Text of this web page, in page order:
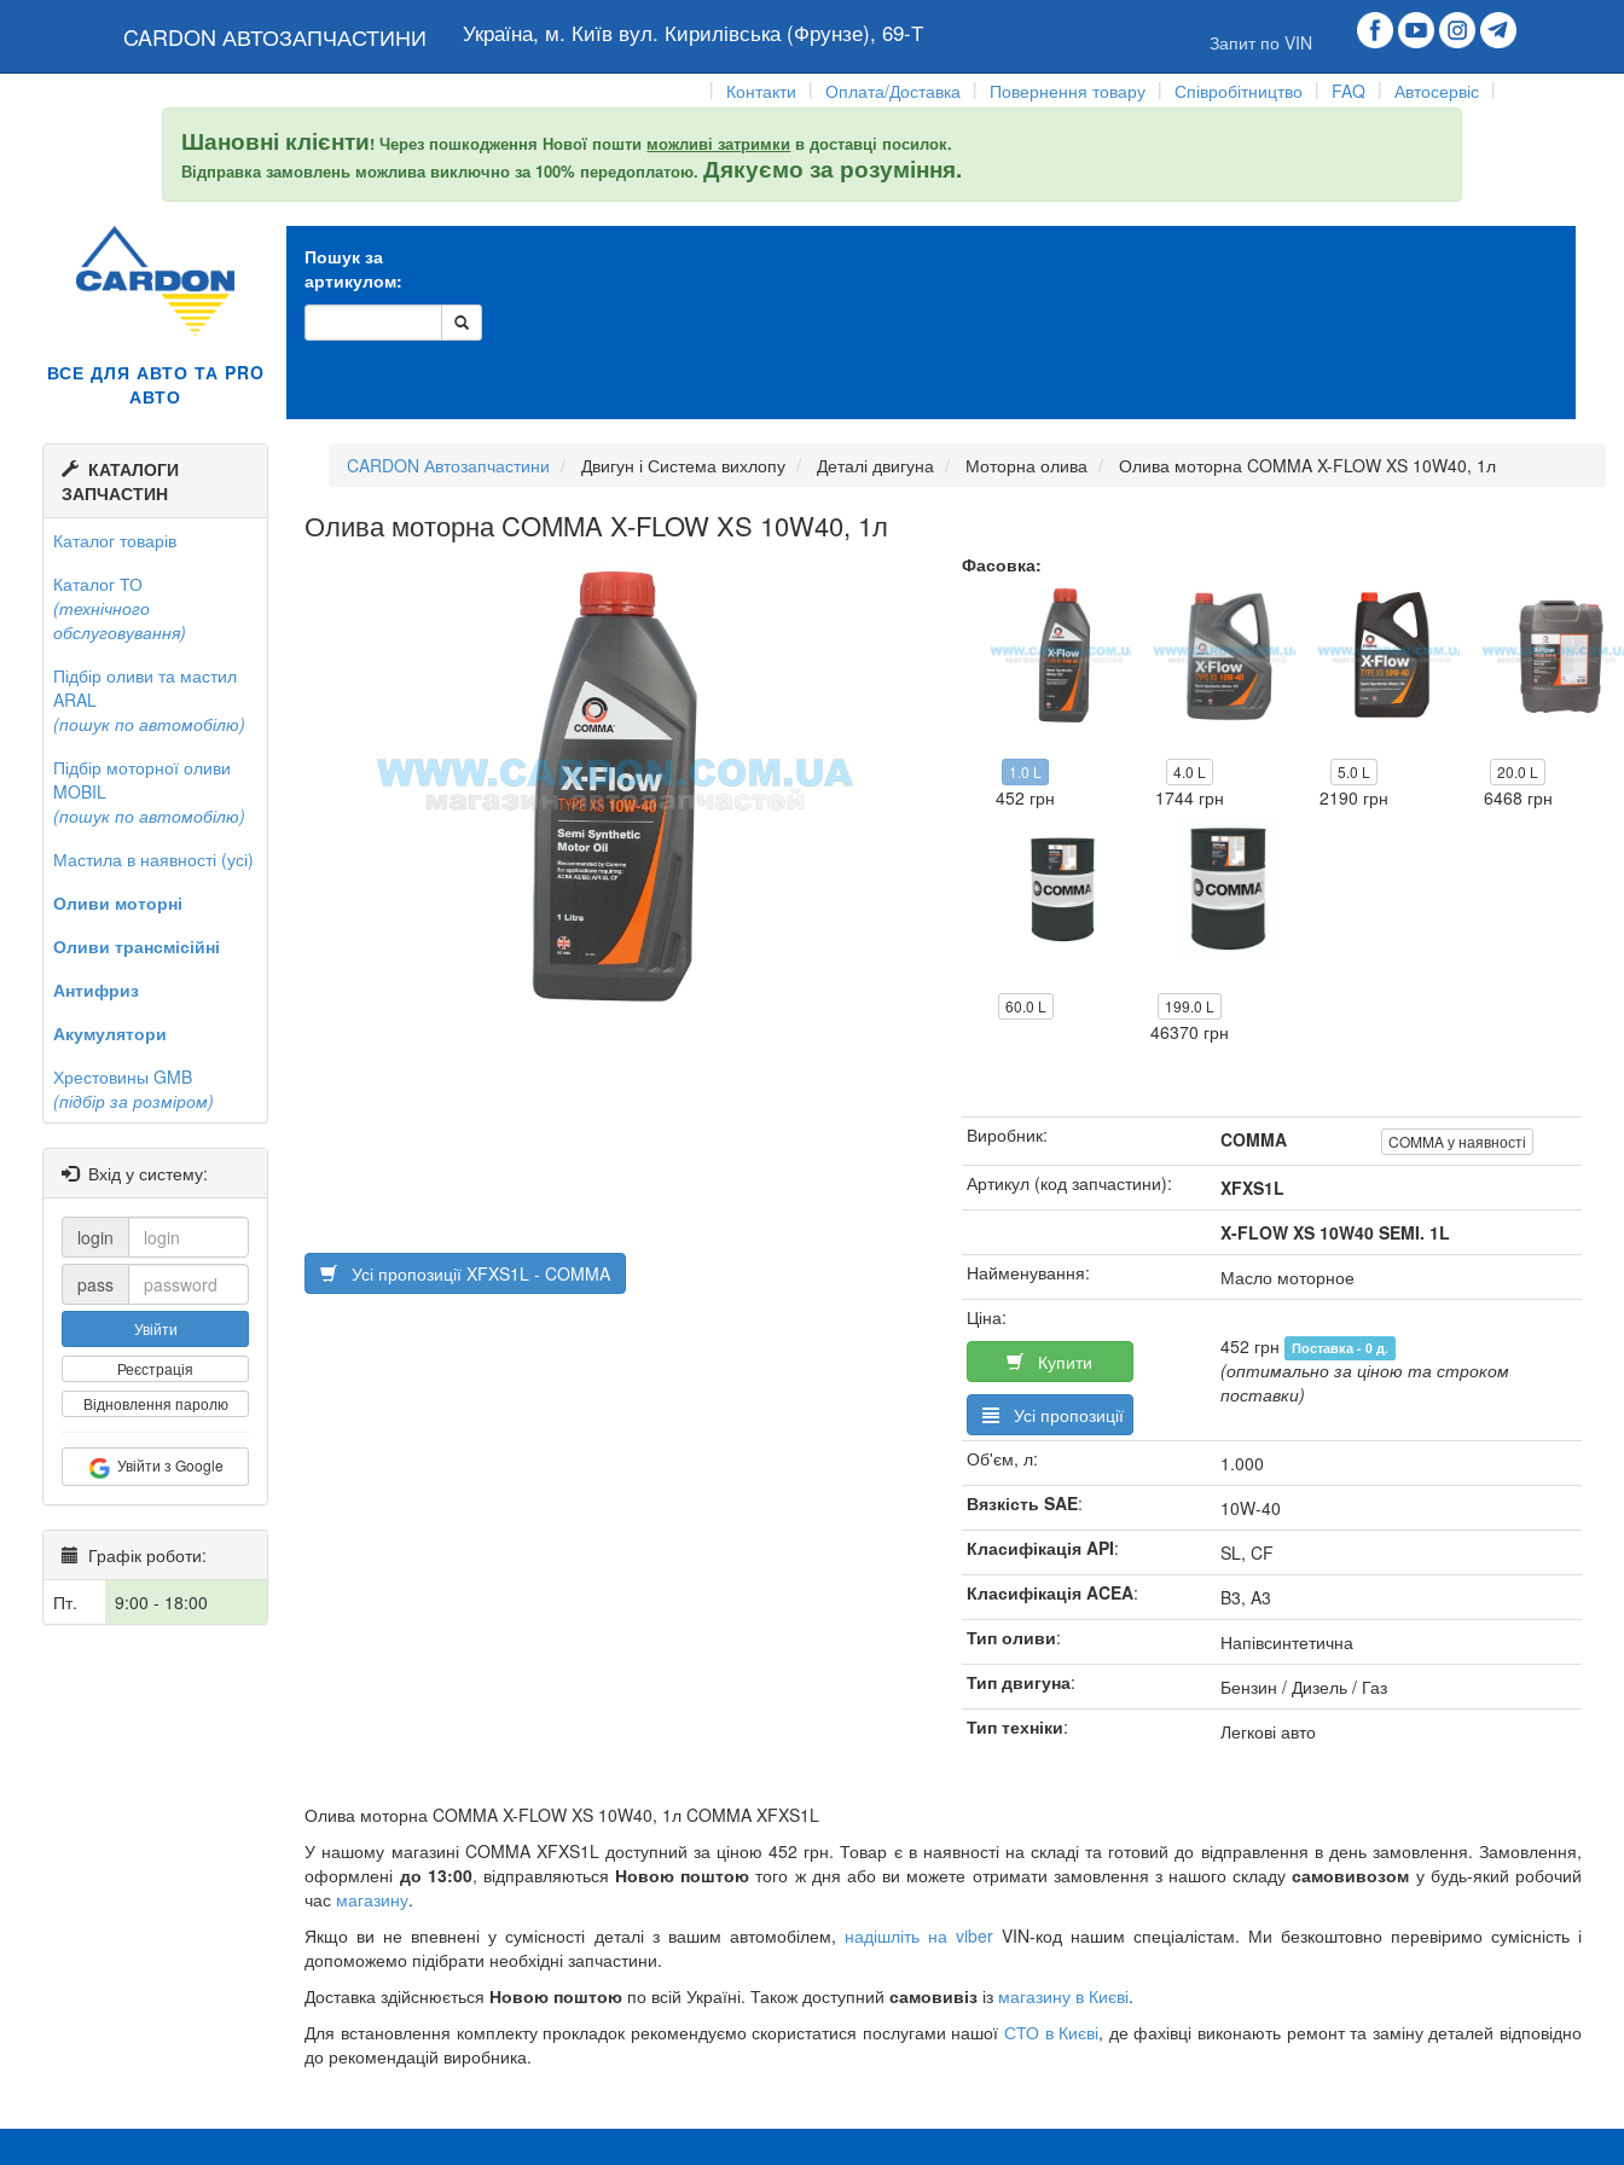
CARDON АВТОЗАПЧАСТИНИ Україна, м. Київ вул. Кирилівська (Фрунзе), 69-Т
Запит по VIN
|
Контакти | Оплата/Доставка | Повернення товару | Співробітництво | FAQ | Автосервіс |
Шановні клієнти! Через пошкодження Нової пошти можливі затримки в доставці посилок.
Відправка замовлень можлива виключно за 100% передоплатою.Дякуємо за розуміння.
ВСЕ ДЛЯ АВТО ТА PRO
АВТО
Пошук за
артикулом:
КАТАЛОГИ
ЗАПЧАСТИН
Каталог товарів
Каталог ТО
(технічного
обслуговування)
Підбір оливи та мастил
ARAL
(пошук по автомобілю)
Підбір моторної оливи
MOBIL
(пошук по автомобілю)
Мастила в наявності (усі)
Оливи моторні
Оливи трансмісійні
Антифриз
Акумулятори
Хрестовины GMB
(підбір за розміром)
Вхід у систему:
login
pass
Увійти
Реєстрація
Відновлення паролю
Увійти з Google
Графік роботи:
Пт.
9:00 - 18:00
CARDON Автозапчастини Двигун і Система вихлопу Деталі двигуна Моторна олива Олива моторна COMMA X-FLOW XS 10W40, 1л
Олива моторна COMMA X-FLOW XS 10W40, 1л
Усі пропозиції XFXS1L - COMMA
Фасовка:
1.0 L
452 грн
4.0 L
1744 грн
5.0 L
2190 грн
20.0 L
6468 грн
60.0 L 199.0 L
46370 грн
Виробник: COMMA COMMA у наявності
Артикул (код запчастини):
XFXS1L
X-FLOW XS 10W40 SEMI. 1L
Найменування:
Масло моторное
Ціна:
Купити
Усі пропозиції
452 грн Поставка - 0 д.
(оптимально за ціною та строком
поставки)
Об'єм, л:
1.000
Вязкість SAE:
10W-40
Класифікація API:
SL, CF
Класифікація ACEA:
B3, A3
Тип оливи:
Напівсинтетична
Тип двигуна:
Бензин / Дизель / Газ
Тип техніки: Легкові авто
Олива моторна COMMA X-FLOW XS 10W40, 1л COMMA XFXS1L
У нашому магазині COMMA XFXS1L доступний за ціною 452 грн. Товар є в наявності на складі та готовий до відправлення в день замовлення. Замовлення,
оформлені до 13:00, відправляються Новою поштою того ж дня або ви можете отримати замовлення з нашого складусамовивозом у будь-який робочий
час магазину.
Якщо ви не впевнені у сумісності деталі з вашим автомобілем, надішліть на viberVIN-код нашим спеціалістам. Ми безкоштовно перевіримо сумісність і
допоможемо підібрати необхідні запчастини.
Доставка здійснюється Новою поштою по всій Україні. Також доступнийсамовивіз із магазину в Києві.
Для встановлення комплекту прокладок рекомендуємо скористатися послугами нашоїСТО в Києві, де фахівці виконають ремонт та заміну деталей відповідно
до рекомендацій виробника.